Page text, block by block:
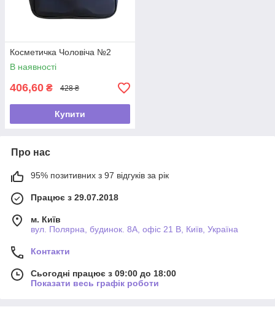
Косметичка Чоловіча №2
В наявності
406,60 ₴ 428 ₴
Купити
Про нас
95% позитивних з 97 відгуків за рік
Працює з 29.07.2018
м. Київ
вул. Полярна, будинок. 8А, офіс 21 В, Київ, Україна
Контакти
Сьогодні працює з 09:00 до 18:00
Показати весь графік роботи